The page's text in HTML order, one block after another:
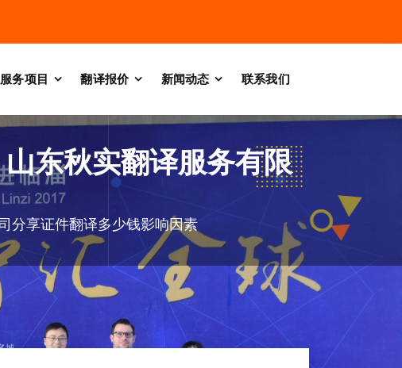
服务项目 翻译报价 新闻动态 联系我们
东秋实翻译服务有限
分享证件翻译多少钱影响因素